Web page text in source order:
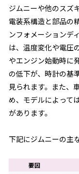
ジムニーや他のスズ
電装系構造と部品の
ンフォメーションデ
は、温度変化や電圧
やエンジン始動時に
の低下が、時計の基
見られます。また、
め、モデルによって
があります。
下記にジムニーの主
要因